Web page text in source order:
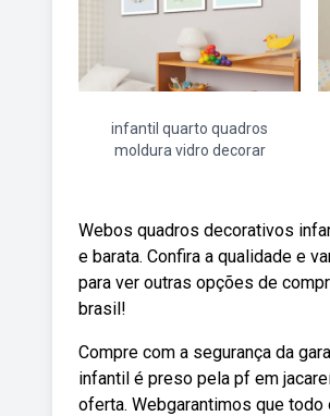
infantil quarto quadros
moldura vidro decorar
Webos quadros decorativos
e barata. Confira a qualidade e
para ver outras opções de
brasil!
Compre com a segurança da
infantil é preso pela pf em
oferta. Webgarantimos que